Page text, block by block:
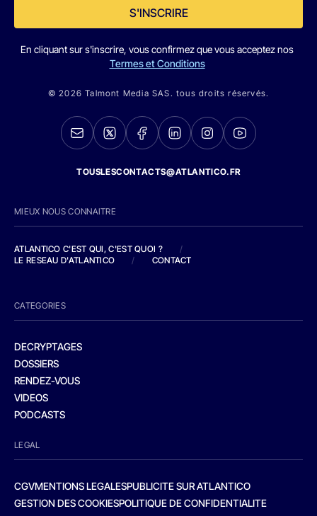
S'INSCRIRE
En cliquant sur s'inscrire, vous confirmez que vous acceptez nos
Termes et Conditions
© 2026 Talmont Media SAS. tous droits réservés.
TOUSLESCONTACTS@ATLANTICO.FR
MIEUX NOUS CONNAITRE
ATLANTICO C'EST QUI, C'EST QUOI ?
/
LE RESEAU D'ATLANTICO
/ CONTACT
CATEGORIES
DECRYPTAGES
DOSSIERS
RENDEZ-VOUS
VIDEOS
PODCASTS
LEGAL
CGVMENTIONS LEGALESPUBLICITE SUR ATLANTICO
GESTION DES COOKIESPOLITIQUE DE CONFIDENTIALITE